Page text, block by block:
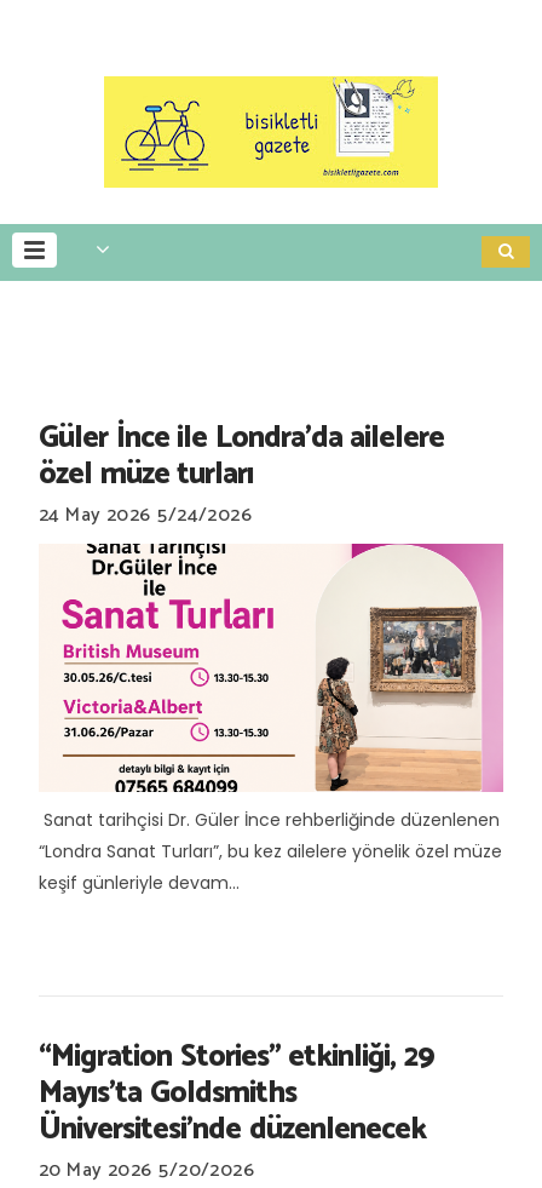
Güler İnce ile Londra’da ailelere
özel müze turları
24 May 2026 5/24/2026
Sanat tarihçisi Dr. Güler İnce rehberliğinde düzenlenen
“Londra Sanat Turları”, bu kez ailelere yönelik özel müze
keşif günleriyle devam...
“Migration Stories" etkinliği, 29
Mayıs'ta Goldsmiths
Üniversitesi’nde düzenlenecek
20 May 2026 5/20/2026